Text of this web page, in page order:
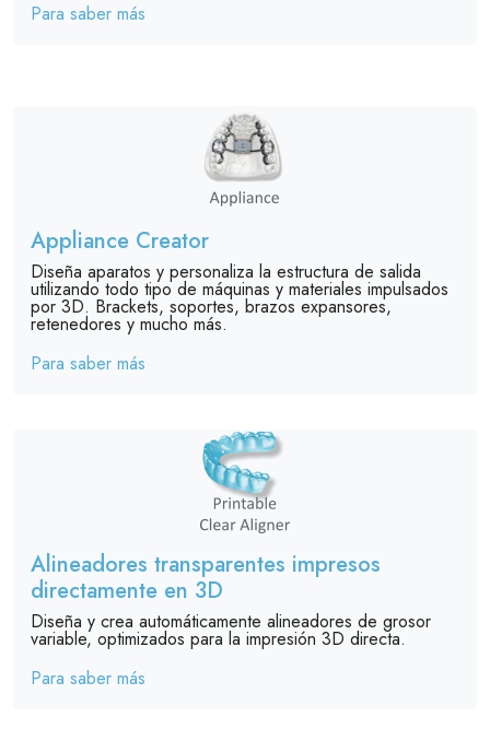
Appliance Creator
Diseña aparatos y personaliza la estructura de salida
utilizando todo tipo de máquinas y materiales impulsados
por 3D. Brackets, soportes, brazos expansores,
retenedores y mucho más.
Para saber más
Para saber más
Alineadores transparentes impresos
directamente en 3D
Diseña y crea automáticamente alineadores de grosor
variable, optimizados para la impresión 3D directa.
Para saber más